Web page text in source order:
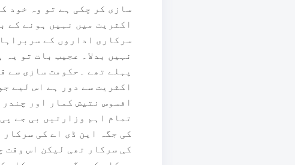
سازی کر چکی ہے تو وہ خود
اکثریت میں نہیں ہونے کے
سرکاری اداروں کے
نہیں بدلا۔ عجیب بات تو
پہلے تھے ۔حکومت سازی سے
اکثریت سے دور ہے اس لیے
افسوس نتیش کمار اور
تمام اہم وزارتیں بی جے
کی جگہ این ڈی اے کی
کی سرکار تھی لیکن اس وقت